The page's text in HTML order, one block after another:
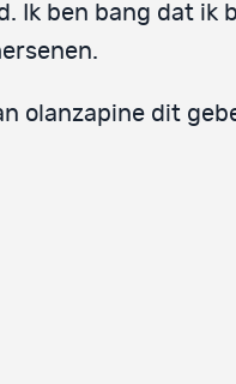
Ik ben bang dat ik
olanzapine dit